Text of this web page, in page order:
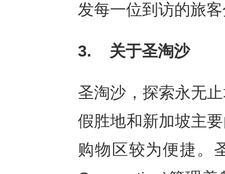
发每一位到访的旅
3. 关于圣淘沙
圣淘沙，探索永无
假胜地和新加坡主
购物区较为便捷。